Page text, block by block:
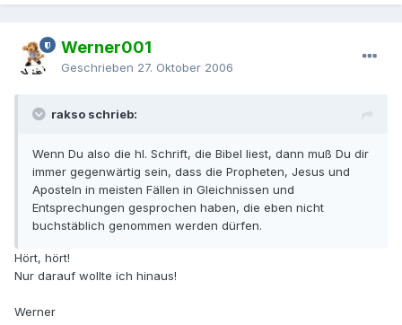
Werner001
Geschrieben 27. Oktober 2006
rakso schrieb:
Wenn Du also die hl. Schrift, die Bibel liest, dann muß Du dir
immer gegenwärtig sein, dass die Propheten, Jesus und
Aposteln in meisten Fällen in Gleichnissen und
Entsprechungen gesprochen haben, die eben nicht
buchstäblich genommen werden dürfen.
Hört, hört!
Nur darauf wollte ich hinaus!
Werner